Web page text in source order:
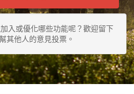
入或優化哪些功能呢？歡迎留下
其他人的意見投票。